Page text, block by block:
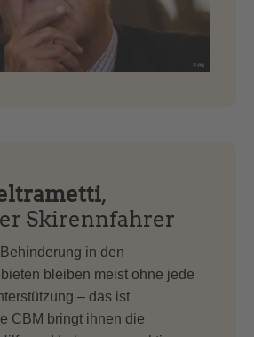
,
Skirennfahrer
in den
bleiben meist ohne jede
– das ist
CBM bringt ihnen die